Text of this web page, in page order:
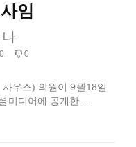
임
0 0
우스) 의원이 9월18일
미디어에 공개한 ...